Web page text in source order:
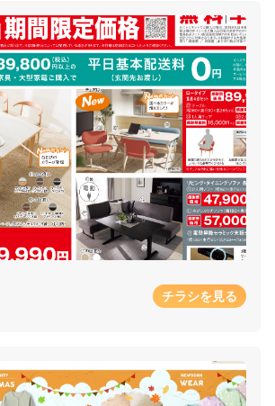
チラシを見る